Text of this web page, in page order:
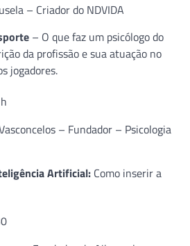
– Criador do NDVIDA
– O que faz um psicólogo do
da profissão e sua atuação no
jogadores.
– Fundador – Psicologia
Artificial: Como inserir a